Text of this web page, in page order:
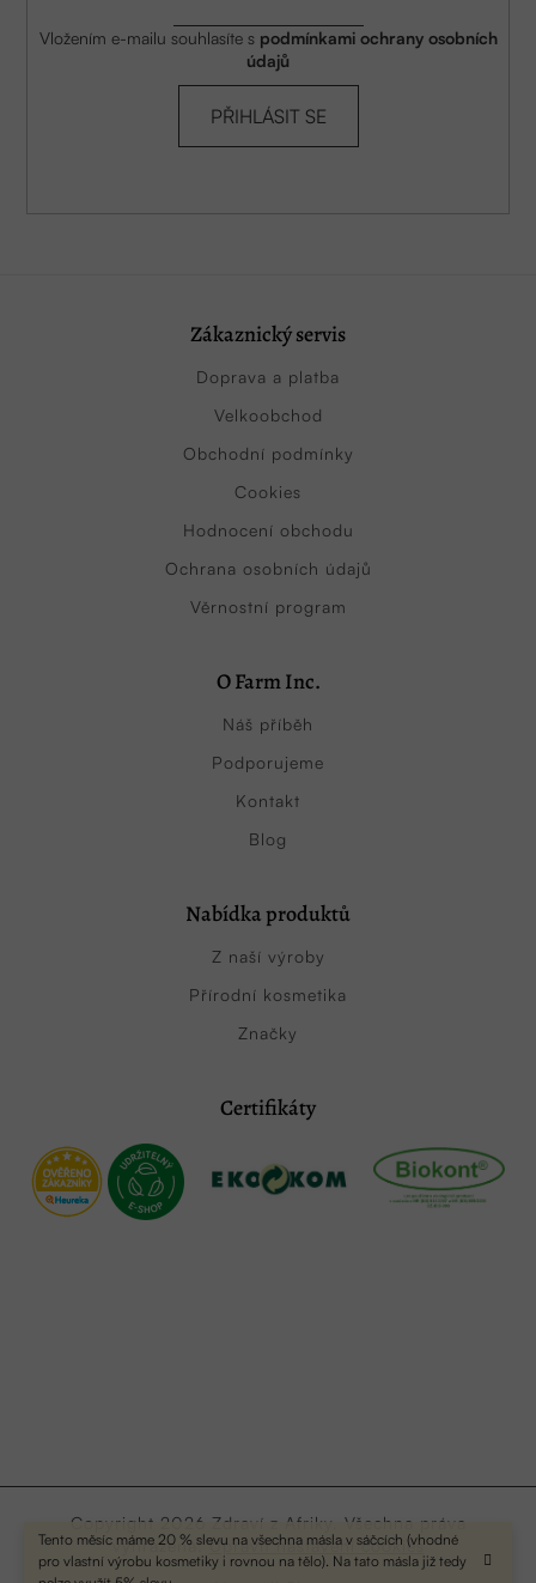
Tento měsíc máme 20 % slevu na všechna másla v sáčcích (vhodné
pro vlastní výrobu kosmetiky i rovnou na tělo). Na tato másla již tedy
Vložením e-mailu souhlasíte s podmínkami ochrany osobních
údajů
PŘIHLÁSIT SE
Zákaznický servis
Doprava a platba
Velkoobchod
Obchodní podmínky
Cookies
Hodnocení obchodu
Ochrana osobních údajů
Věrnostní program
O Farm Inc.
Náš příběh
Podporujeme
Kontakt
Blog
Nabídka produktů
Z naší výroby
Přírodní kosmetika
Značky
Certifikáty
Copyright 2026 Zdraví z Afriky . Všechna práva
vyhrazena.Upravit nastavení cookies